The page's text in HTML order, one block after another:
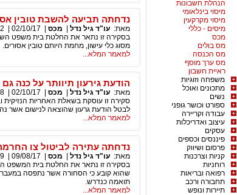
הנהלת חשבונות
מיסוי בינלאומי
מיסוי מקרקעין
מיסים - כללי
מכס
מס בולים
מס הכנסה
מס ערך מוסף
ראיית חשבון
משפחה וזוגיות
מתכונים ואוכל
נשים
ספורט וכושר גופני
עבודה וקריירה
עיצוב ואדריכלות
עסקים
פיננסים וכספים
פרסום ושיווק
קניות וצרכנות
רוחניות
רפואה ובריאות
תחבורה ורכב
תיירות ונופש
נדחתה תביעה להשבת טובין
מאת: עו"ד גיל נדל מכס 02/10/17
בסקירה זו נתאר את החלטת בית משפט
מסוג כלי עישון, מחמת היותם טובין אסורים.
למאמר המלא...
הודעת גירעון תיוותר על כנה
מאת: עו"ד גיל נדל מכס 02/10/17
|
סקירה זו עוסקת בשאלת האחריות
לבטל הודעת גרעון שהוצאה לנישום אשר
למאמר המלא...
נדחתה עתירה לביטול צו
מאת: עו"ד גיל נדל מכס 09/08/17
|
בסקירה זו נתאר את החלטת בית המשפט
שהוא קובע כי הסחורה אשר נתפסה
תואמה כנדרש.
למאמר המלא...